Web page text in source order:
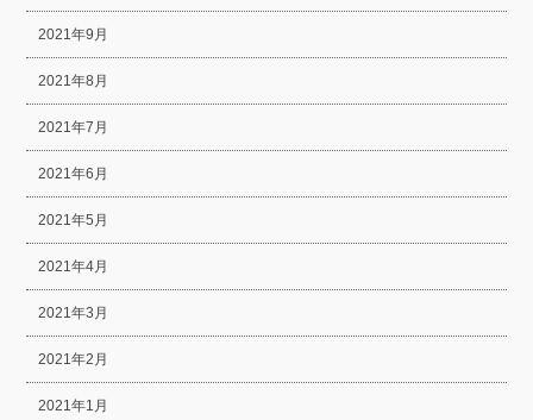
2021年9月
2021年8月
2021年7月
2021年6月
2021年5月
2021年4月
2021年3月
2021年2月
2021年1月